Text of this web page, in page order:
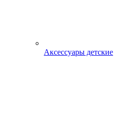
Аксессуары детские